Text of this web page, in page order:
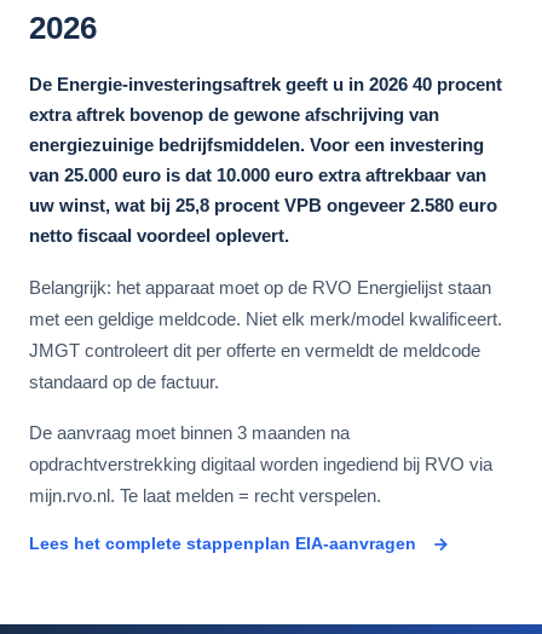
2026
De Energie-investeringsaftrek geeft u in 2026 40 procent
extra aftrek bovenop de gewone afschrijving van
energiezuinige bedrijfsmiddelen. Voor een investering
van 25.000 euro is dat 10.000 euro extra aftrekbaar van
uw winst, wat bij 25,8 procent VPB ongeveer 2.580 euro
netto fiscaal voordeel oplevert.
Belangrijk: het apparaat moet op de RVO Energielijst staan
met een geldige meldcode. Niet elk merk/model kwalificeert.
JMGT controleert dit per offerte en vermeldt de meldcode
standaard op de factuur.
De aanvraag moet binnen 3 maanden na
opdrachtverstrekking digitaal worden ingediend bij RVO via
mijn.rvo.nl. Te laat melden = recht verspelen.
Lees het complete stappenplan EIA-aanvragen